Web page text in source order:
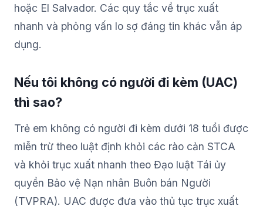
hoặc El Salvador. Các quy tắc về trục xuất
nhanh và phỏng vấn lo sợ đáng tin khác vẫn áp
dụng.
Nếu tôi không có người đi kèm (UAC)
thì sao?
Trẻ em không có người đi kèm dưới 18 tuổi được
miễn trừ theo luật định khỏi các rào cản STCA
và khỏi trục xuất nhanh theo Đạo luật Tái ủy
quyền Bảo vệ Nạn nhân Buôn bán Người
(TVPRA). UAC được đưa vào thủ tục trục xuất